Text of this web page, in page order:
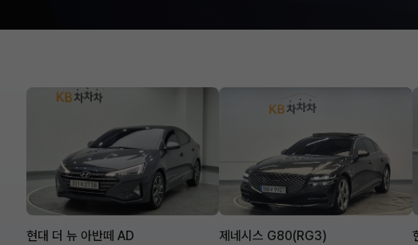
현대 더 뉴 아반떼 AD 제네시스 G80(RG3)